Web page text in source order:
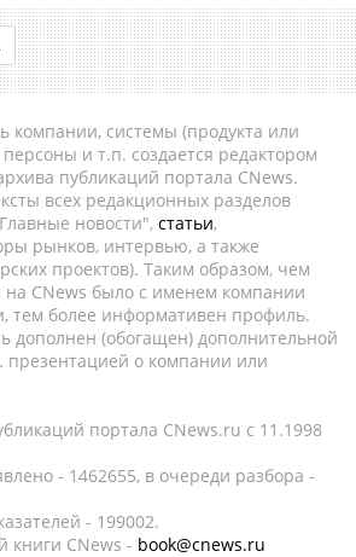
компании, системы (продукта или
персоны и т.п. создается редактором
публикаций портала CNews.
всех редакционных разделов
новости", статьи,
рынков, интервью, а также
проектов). Таким образом, чем
CNews было с именем компании
тем более информативен профиль.
дополнен (обогащен) дополнительной
о компании или
портала CNews.ru c 11.1998
- 1462655, в очереди разбора -
- 199002.
книги CNews - book@cnews.ru